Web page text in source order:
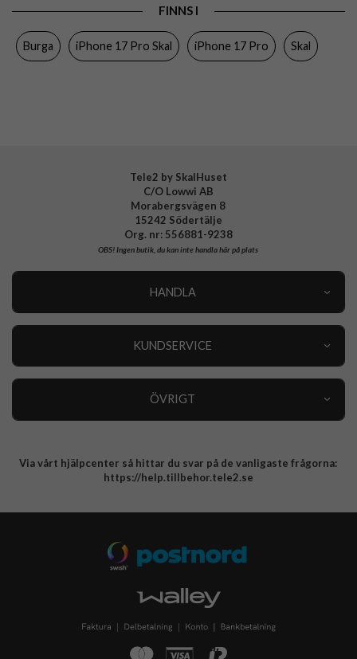
Material Hårdplast (PC), Mjukplast (TPU)
FINNS I
Burga iPhone 17 Pro Skal iPhone 17 Pro Skal
Tele2 by SkalHuset
C/O Lowwi AB
Morabergsvägen 8
15242 Södertälje
Org. nr: 556881-9238
OBS!Ingen butik, du kan inte handla här på plats
HANDLA
KUNDSERVICE
ÖVRIGT
Integritetspolicy
Via vårt hjälpcenter så hittar du svar på de vanligaste frågorna:
https://help.tillbehor.tele2.se